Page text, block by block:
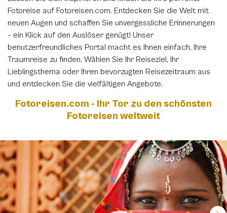
Fotoreise auf Fotoreisen.com. Entdecken Sie die Welt mit
neuen Augen und schaffen Sie unvergessliche Erinnerungen
– ein Klick auf den Auslöser genügt! Unser
benutzerfreundliches Portal macht es Ihnen einfach, Ihre
Traumreise zu finden. Wählen Sie Ihr Reiseziel, Ihr
Lieblingsthema oder Ihren bevorzugten Reisezeitraum aus
und entdecken Sie die vielfältigen Angebote.
Fotoreisen.com - Ihr Tor zu den schönsten
Fotoreisen weltweit